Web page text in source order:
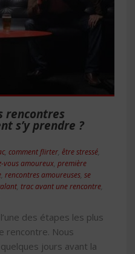
rencontres
s’y prendre ?
, comment flirter être stressé
vous amoureux première
rencontres amoureuses se
trac avant une rencontre
des étapes les plus
rencontre. Nous
jours avant la